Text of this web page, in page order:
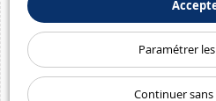
Paramétrer
Continuer